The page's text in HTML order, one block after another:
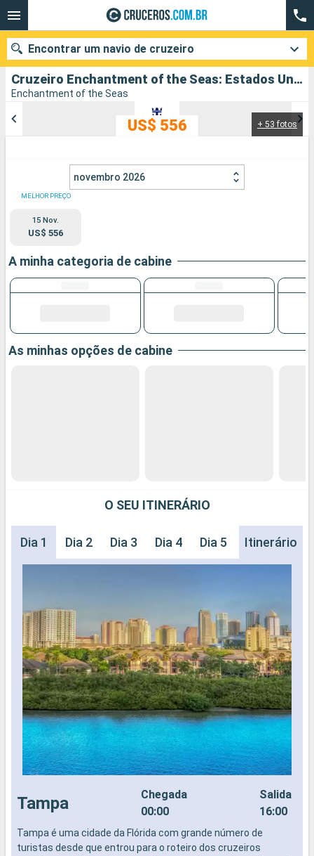
Cruzeiro Enchantment of the Seas: Estados Unidos, Belize, México partindo de Tampa
Enchantment of the Seas
+ 53 fotos
US$ 556
novembro 2026
MELHOR PREÇO
15 Nov.
US$ 556
A minha categoria de cabine
As minhas opções de cabine
O SEU ITINERÁRIO
Dia 1 Dia 2 Dia 3 Dia 4 Dia 5 Dia 6 Dia
Itinerário
Tampa
Chegada
00:00
Salida
16:00
Tampa é uma cidade da Flórida com grande número de
turistas desde que entrou para o roteiro dos cruzeiros
Encontrar um navio de cruzeiro
Cidades Companhias